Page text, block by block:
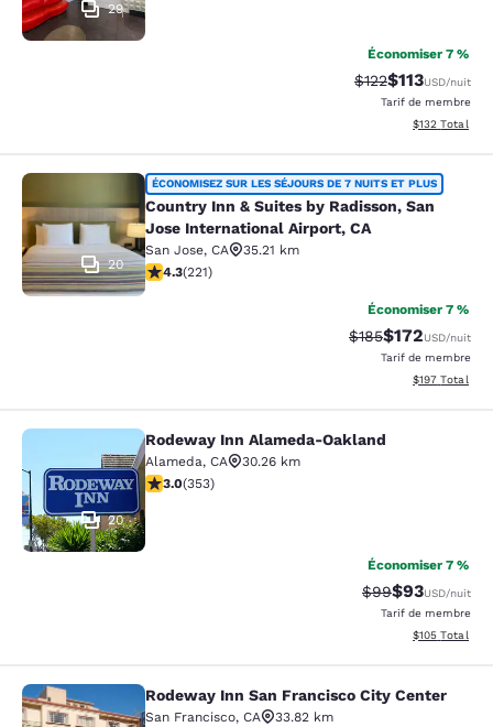
29
Économiser 7 %
Tarif barré :
$122Tarif réduit :
$113USD/nuit
Tarif de membre
Afficher les
$132 Total
Country Inn & Suites by Radisson,
20
ÉCONOMISEZ SUR LES SÉJOURS DE 7 NUITS ET PLUS
Country Inn & Suites by Radisson, San
Jose International Airport, CA
San Jose, CA
35.21 km
4.26 étoiles. Excellent. 221 commentaires
4.3(221)
Économiser 7 %
Tarif barré :
$185Tarif réduit :
$172USD/nuit
Tarif de membre
Afficher les
$197 Total
Rodeway Inn Alameda-Oakland
20
Rodeway Inn Alameda-Oakland
Alameda, CA
30.26 km
2.97 étoiles. Moyen. 353 commentaires
3.0(353)
Économiser 7 %
Tarif barré :
$99Tarif réduit :
$93USD/nuit
Tarif de membre
Afficher les
$105 Total
Rodeway Inn San Francisco City
Rodeway Inn San Francisco City Center
San Francisco, CA
33.82 km